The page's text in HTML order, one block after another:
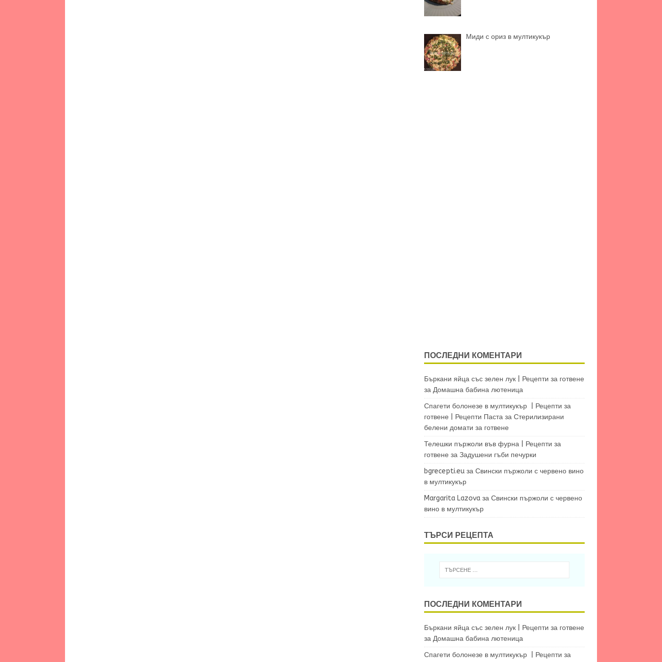
Миди с ориз в мултикукър
ПОСЛЕДНИ КОМЕНТАРИ
Бъркани яйца със зелен лук | Рецепти за готвене
за Домашна бабина лютеница
Спагети болонезе в мултикукър | Рецепти за
готвене | Рецепти Пастаза Стерилизирани
белени домати за готвене
Телешки пържоли във фурна | Рецепти за
готвене за Задушени гъби печурки
bgrecepti.euза Свински пържоли с червено вино
в мултикукър
Margarita Lazovaза Свински пържоли с червено
вино в мултикукър
ТЪРСИ РЕЦЕПТА
ПОСЛЕДНИ КОМЕНТАРИ
Бъркани яйца със зелен лук | Рецепти за готвене
за Домашна бабина лютеница
Спагети болонезе в мултикукър | Рецепти за